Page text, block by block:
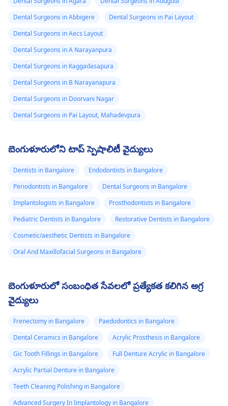
Dental Surgeons in Abbigere
Dental Surgeons in Pai Layout
Dental Surgeons in Aecs Layout
Dental Surgeons in A Narayanpura
Dental Surgeons in Kaggadasapura
Dental Surgeons in B Narayanapura
Dental Surgeons in Doorvani Nagar
Dental Surgeons in Pai Layout, Mahadevpura
బెంగుళూరులోని టాప్ స్పెషాలిటీ వైద్యులు
Dentists in Bangalore
Endodontists in Bangalore
Periodontists in Bangalore
Dental Surgeons in Bangalore
Implantologists in Bangalore
Prosthodontists in Bangalore
Pediatric Dentists in Bangalore
Restorative Dentists in Bangalore
Cosmetic/aesthetic Dentists in Bangalore
Oral And Maxillofacial Surgeons in Bangalore
బెంగుళూరులో సంబంధిత సేవలలో ప్రత్యేకత కలిగిన అగ్ర
వైద్యులు
Frenectomy in Bangalore
Paedodontics in Bangalore
Dental Ceramics in Bangalore
Acrylic Prosthesis in Bangalore
Gic Tooth Fillings in Bangalore
Full Denture Acrylic in Bangalore
Acrylic Partial Denture in Bangalore
Teeth Cleaning Polishing in Bangalore
Advanced Surgery In Implantology in Bangalore